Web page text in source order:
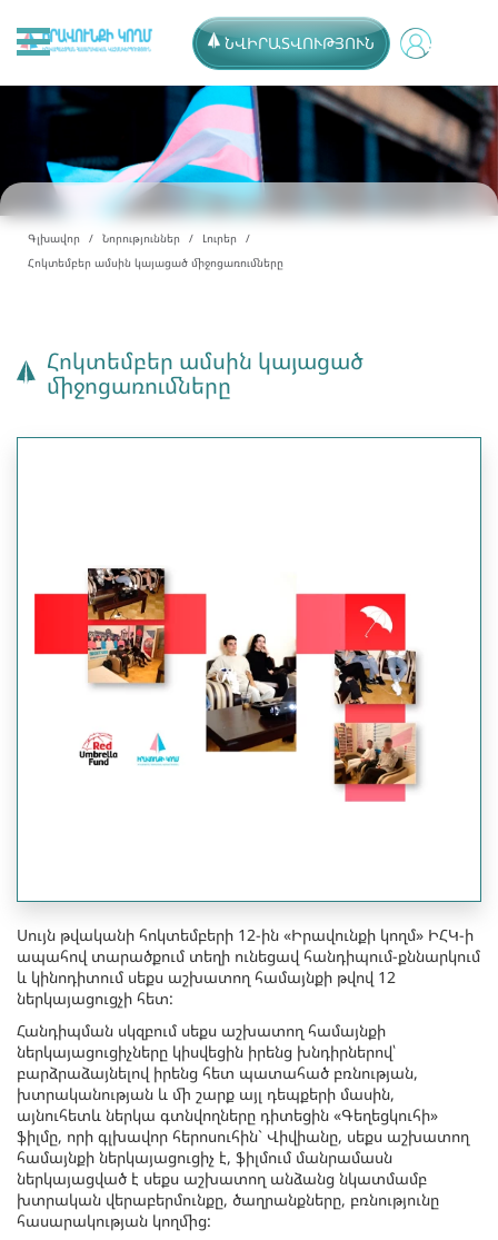
ՆՎԻՐԱՏՎՈՒԹՅՈՒՆ
Գլխավոր Նորություններ
Լուրեր
Հոկտեմբեր ամսին կայացած միջոցառումները
Հոկտեմբեր ամսին կայացած
միջոցառումները
Սույն թվականի հոկտեմբերի 12-ին «Իրավունքի կողմ» ԻՀԿ-ի
ապահով տարածքում տեղի ունեցավ հանդիպում-քննարկում
և կինոդիտում սեքս աշխատող համայնքի թվով 12
ներկայացուցչի հետ:
Հանդիպման սկզբում սեքս աշխատող համայնքի
ներկայացուցիչները կիսվեցին իրենց խնդիրներով՝
բարձրաձայնելով իրենց հետ պատահած բռնության,
խտրականության և մի շարք այլ դեպքերի մասին,
այնուհետև ներկա գտնվողները դիտեցին «Գեղեցկուհի»
ֆիլմը, որի գլխավոր հերոսուհին` Վիվիանը, սեքս աշխատող
համայնքի ներկայացուցիչ է, ֆիլմում մանրամասն
ներկայացված է սեքս աշխատող անձանց նկատմամբ
խտրական վերաբերմունքը, ծաղրանքները, բռնությունը
հասարակության կողմից: